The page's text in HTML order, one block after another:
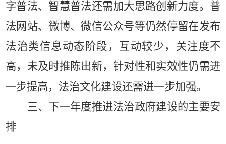
字普法、智慧普法还需加大思路创新力度。普
法网站、微博、微信公众号等仍然停留在发布
法治类信息动态阶段，互动较少，关注度不
高，未及时推陈出新，针对性和实效性仍需进
一步提高，法治文化建设还需进一步加强。
三、下一年度推进法治政府建设的主要安
排